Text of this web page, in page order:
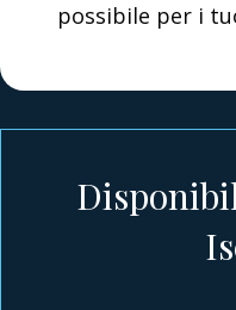
possibile per i